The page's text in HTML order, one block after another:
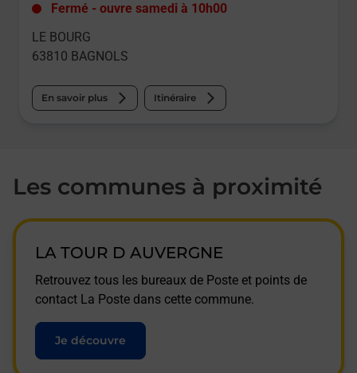
Fermé - ouvre samedi à 10h00
LE BOURG
63810 BAGNOLS
En savoir plus Itinéraire
Les communes à proximité
LA TOUR D AUVERGNE
Retrouvez tous les bureaux de Poste et points de
contact La Poste dans cette commune.
Je découvre